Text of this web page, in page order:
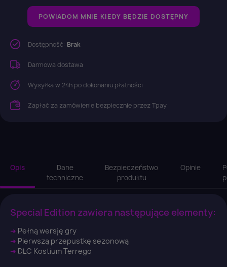
POWIADOM MNIE KIEDY BĘDZIE DOSTĘPNY
Dostępność: Brak
Darmowa dostawa
Wysyłka w 24h po dokonaniu płatności
Zapłać za zamówienie bezpiecznie przez Tpay
Opis
Dane
techniczne
Bezpieczeństwo
produktu
Opinie
Special Edition zawiera następujące elementy:
➜ Pełną wersję gry
➜ Pierwszą przepustkę sezonową
➜ DLC Kostium Terrego